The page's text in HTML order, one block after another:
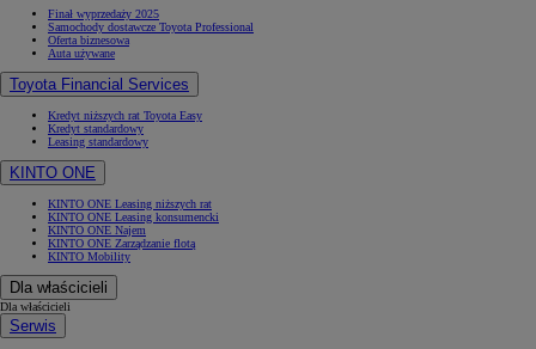
Finał wyprzedaży 2025
Samochody dostawcze Toyota Professional
Oferta biznesowa
Auta używane
Toyota Financial Services
Kredyt niższych rat Toyota Easy
Kredyt standardowy
Leasing standardowy
KINTO ONE
KINTO ONE Leasing niższych rat
KINTO ONE Leasing konsumencki
KINTO ONE Najem
KINTO ONE Zarządzanie flotą
KINTO Mobility
Dla właścicieli
Dla właścicieli
Serwis